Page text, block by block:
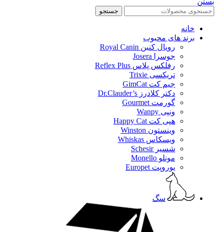
جستجو
خانه
برند های محبوب
رویال کنین Royal Canin
جوسرا Josera
رفلکس پلاس Reflex Plus
تریکسی Trixie
جیم کت GimCat
دکتر کلادرز Dr.Clauder’s
گورمت Gourmet
ونپی Wanpy
هپی کت Happy Cat
وینستون Winston
ویسکاس Whiskas
شسیر Schesir
مونلو Monello
یوروپت Europet
سگ